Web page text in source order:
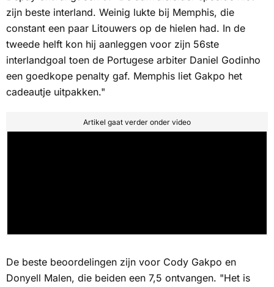
zijn beste interland. Weinig lukte bij Memphis, die
constant een paar Litouwers op de hielen had. In de
tweede helft kon hij aanleggen voor zijn 56ste
interlandgoal toen de Portugese arbiter Daniel Godinho
een goedkope penalty gaf. Memphis liet Gakpo het
cadeautje uitpakken."
Artikel gaat verder onder video
De beste beoordelingen zijn voor Cody Gakpo en
Donyell Malen, die beiden een 7,5 ontvangen. "Het is